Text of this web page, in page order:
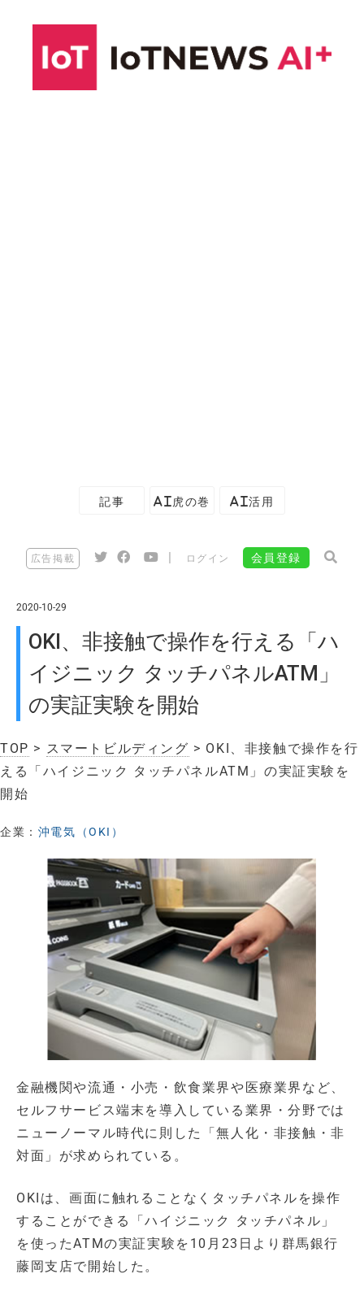
記事 AI虎の巻 AI活用
広告掲載 ログイン 会員登録
2020-10-29
OKI、非接触で操作を行える「ハ
イジニック タッチパネルATM」
の実証実験を開始
TOP > スマートビルディング > OKI、非接触で操作を行
える「ハイジニック タッチパネルATM」の実証実験を
開始
企業： 沖電気（OKI）
金融機関や流通・小売・飲食業界や医療業界など、
セルフサービス端末を導入している業界・分野では
ニューノーマル時代に則した「無人化・非接触・非
対面」が求められている。
OKIは、画面に触れることなくタッチパネルを操作
することができる「ハイジニック タッチパネル」
を使ったATMの実証実験を10月23日より群馬銀行
藤岡支店で開始した。